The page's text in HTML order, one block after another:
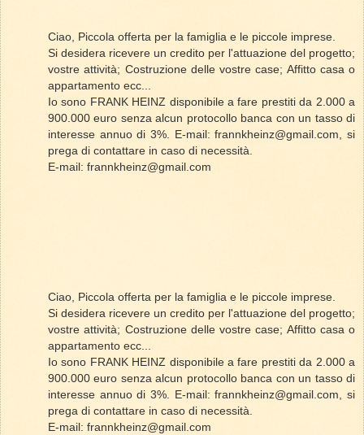
Ciao, Piccola offerta per la famiglia e le piccole imprese.
Si desidera ricevere un credito per l'attuazione del progetto;
vostre attività; Costruzione delle vostre case; Affitto casa o
appartamento ecc...
Io sono FRANK HEINZ disponibile a fare prestiti da 2.000 a
900.000 euro senza alcun protocollo banca con un tasso di
interesse annuo di 3%. E-mail: frannkheinz@gmail.com, si
prega di contattare in caso di necessità.
E-mail: frannkheinz@gmail.com
Ciao, Piccola offerta per la famiglia e le piccole imprese.
Si desidera ricevere un credito per l'attuazione del progetto;
vostre attività; Costruzione delle vostre case; Affitto casa o
appartamento ecc...
Io sono FRANK HEINZ disponibile a fare prestiti da 2.000 a
900.000 euro senza alcun protocollo banca con un tasso di
interesse annuo di 3%. E-mail: frannkheinz@gmail.com, si
prega di contattare in caso di necessità.
E-mail: frannkheinz@gmail.com